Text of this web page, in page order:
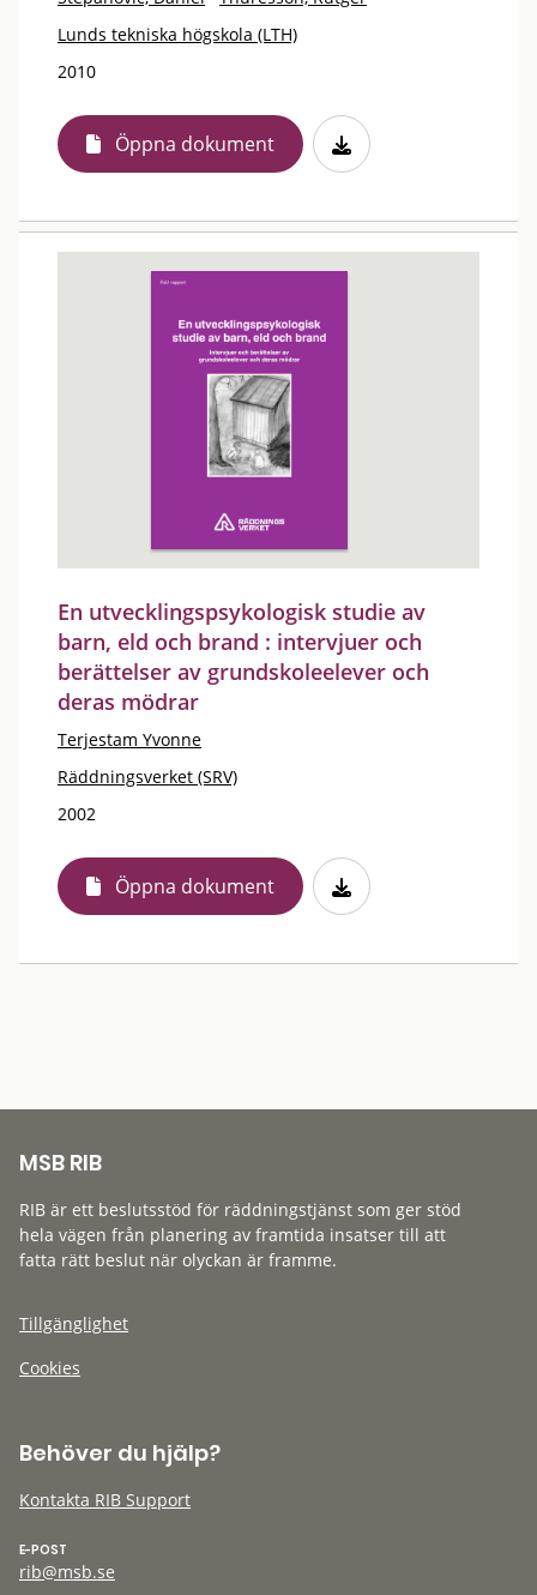
Lunds tekniska högskola (LTH)
2010
Öppna dokument
En utvecklingspsykologisk studie av
barn, eld och brand : intervjuer och
berättelser av grundskoleelever och
deras mödrar
Terjestam Yvonne
Räddningsverket (SRV)
2002
Öppna dokument
MSB RIB
RIB är ett beslutsstöd för räddningstjänst som ger stöd
hela vägen från planering av framtida insatser till att
fatta rätt beslut när olyckan är framme.
Tillgänglighet
Cookies
Behöver du hjälp?
Kontakta RIB Support
E-POST
rib@msb.se